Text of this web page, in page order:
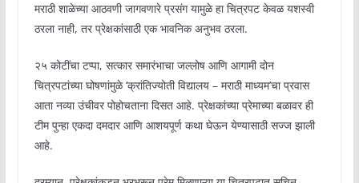
मराठी शाळेच्या आठवणी जागवणारे प्रसंग यामुळे हा चित्रपट केवळ यशस्वी
ठरला नाही, तर प्रेक्षकांसाठी एक भावनिक अनुभव ठरला.
२५ कोटींचा टप्पा, सत्कार समारंभाचा जल्लोष आणि आगामी दोन
चित्रपटांच्या घोषणांमुळे ‘क्रांतिज्योती विद्यालय – मराठी माध्यम’चा प्रवास
आता नव्या उंचीवर पोहोचताना दिसत आहे. प्रेक्षकांच्या प्रेमाच्या बळावर ही
टीम पुन्हा एकदा दमदार आणि आशयपूर्ण कथा घेऊन येण्यासाठी सज्ज झाली
आहे.